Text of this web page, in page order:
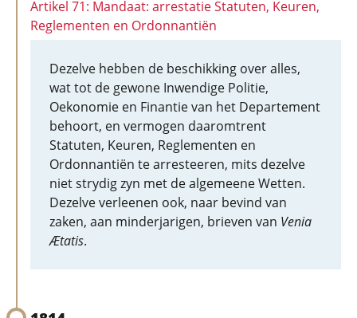
Artikel 71: Mandaat: arrestatie Statuten, Keuren,
Reglementen en Ordonnantiën
Dezelve hebben de beschikking over alles,
wat tot de gewone Inwendige Politie,
Oekonomie en Finantie van het Departement
behoort, en vermogen daaromtrent
Statuten, Keuren, Reglementen en
Ordonnantiën te arresteeren, mits dezelve
niet strydig zyn met de algemeene Wetten.
Dezelve verleenen ook, naar bevind van
zaken, aan minderjarigen, brieven van Venia
Ætatis.